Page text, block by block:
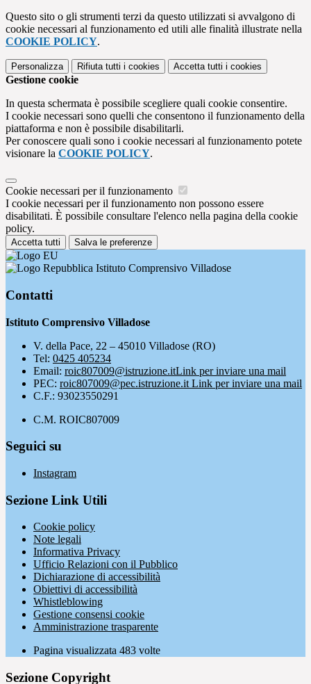
Questo sito o gli strumenti terzi da questo utilizzati si avvalgono di
cookie necessari al funzionamento ed utili alle finalità illustrate nella
COOKIE POLICY.
Personalizza Rifiuta tutti i cookies Accetta tutti i cookies
Gestione cookie
In questa schermata è possibile scegliere quali cookie consentire.
I cookie necessari sono quelli che consentono il funzionamento della
piattaforma e non è possibile disabilitarli.
Per conoscere quali sono i cookie necessari al funzionamento potete
visionare la COOKIE POLICY.
Cookie necessari per il funzionamento
I cookie necessari per il funzionamento non possono essere
disabilitati. È possibile consultare l'elenco nella pagina della cookie
policy.
Accetta tutti Salva le preferenze
Istituto Comprensivo Villadose
Contatti
Istituto Comprensivo Villadose
V. della Pace, 22 – 45010 Villadose (RO)
Tel: 0425 405234
Email: roic807009@istruzione.itLink per inviare una mail
PEC: roic807009@pec.istruzione.it Link per inviare una mail
C.F.: 93023550291
C.M. ROIC807009
Seguici su
Instagram
Sezione Link Utili
Cookie policy
Note legali
Informativa Privacy
Ufficio Relazioni con il Pubblico
Dichiarazione di accessibilità
Obiettivi di accessibilità
Whistleblowing
Gestione consensi cookie
Amministrazione trasparente
Pagina visualizzata 483 volte
Sezione Copyright